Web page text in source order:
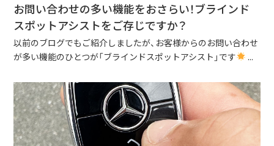
お問い合わせの多い機能をおさらい！ブラインド
スポットアシストをご存じですか？
以前のブログでもご紹介しましたが、お客様からのお問い合わせ
が多い機能のひとつが「ブラインドスポットアシスト」です
...